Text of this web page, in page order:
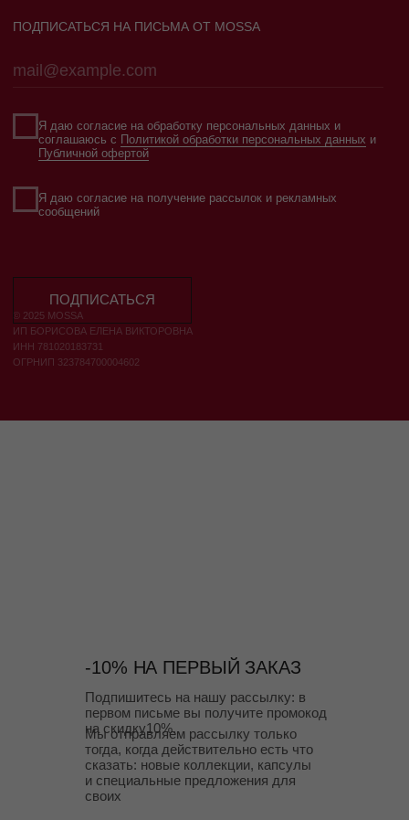
Мы отправляем рассылку только
тогда, когда действительно есть что
сказать: новые коллекции, капсулы
и специальные предложения для
своих
Подпишитесь на нашу рассылку: в
первом письме вы получите промокод
на скидку10%.
-10% НА ПЕРВЫЙ ЗАКАЗ